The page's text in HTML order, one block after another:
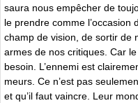
saura nous empêcher de
le prendre comme l’occasion
champ de vision, de sortir de
armes de nos critiques. Car
besoin. L’ennemi est
meurs. Ce n’est pas
et qu’il faut vaincre. Leur